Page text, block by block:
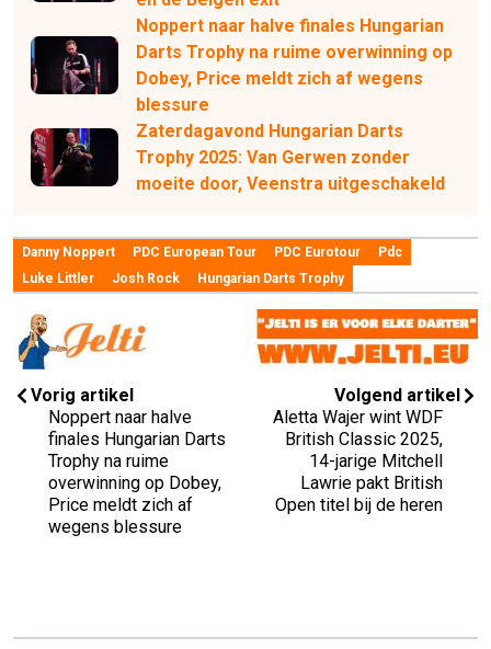
Noppert naar halve finales Hungarian
Darts Trophy na ruime overwinning op
Dobey, Price meldt zich af wegens
blessure
Zaterdagavond Hungarian Darts
Trophy 2025: Van Gerwen zonder
moeite door, Veenstra uitgeschakeld
Danny Noppert PDC European Tour PDC Eurotour
Pdc
Luke Littler
Josh Rock Hungarian Darts Trophy
Vorig artikel
Noppert naar halve
finales Hungarian Darts
Trophy na ruime
overwinning op Dobey,
Price meldt zich af
wegens blessure
Volgend artikel
Aletta Wajer wint WDF
British Classic 2025,
14-jarige Mitchell
Lawrie pakt British
Open titel bij de heren